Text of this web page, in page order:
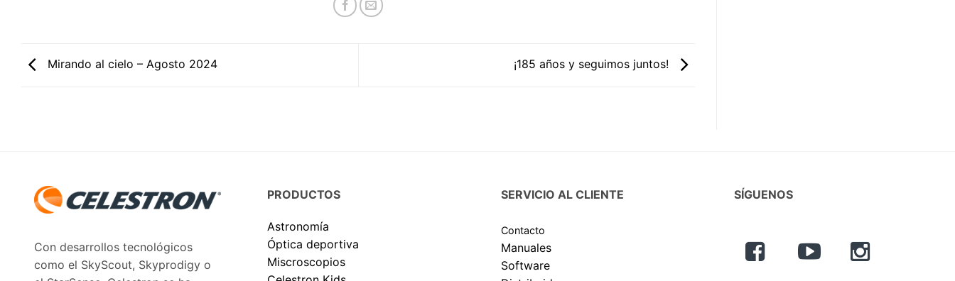
Mirando al cielo – Agosto 2024 ¡185 años y seguimos juntos!
Con desarrollos tecnológicos
como el SkyScout, Skyprodigy o
PRODUCTOS
Astronomía
Óptica deportiva
Miscroscopios
SERVICIO AL CLIENTE
Contacto
Manuales
Software
SÍGUENOS